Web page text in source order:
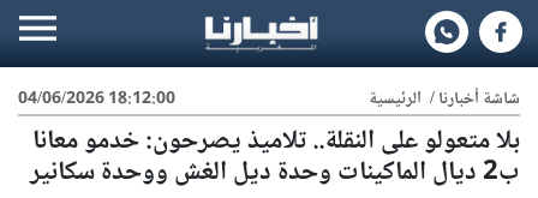
04/06/2026 18:12:00 شاشة أخبارنا/ الرئيسية
بلا متعولو على النقلة.. تلاميذ يصرحون: خدمو معانا
ب2 ديال الماكينات وحدة ديل الغش ووحدة سكانير